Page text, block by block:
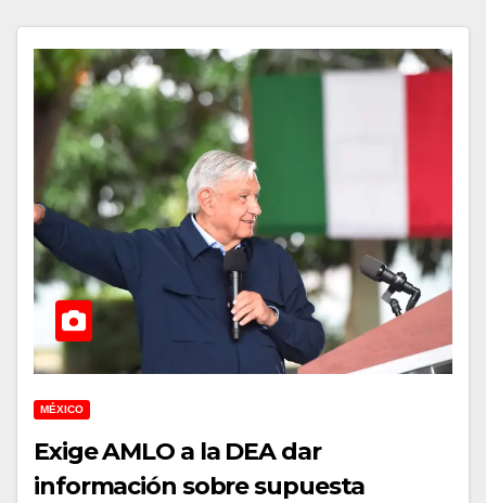
MÉXICO
Exige AMLO a la DEA dar
información sobre supuesta